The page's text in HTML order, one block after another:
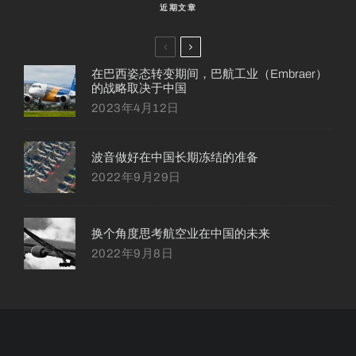
近期文章
在巴西姿态转变期间，巴航工业（Embraer）
的战略取决于中国
2023年4月12日
波音做好在中国长期冻结的准备
2022年9月29日
换个角度思考航空业在中国的未来
2022年9月8日